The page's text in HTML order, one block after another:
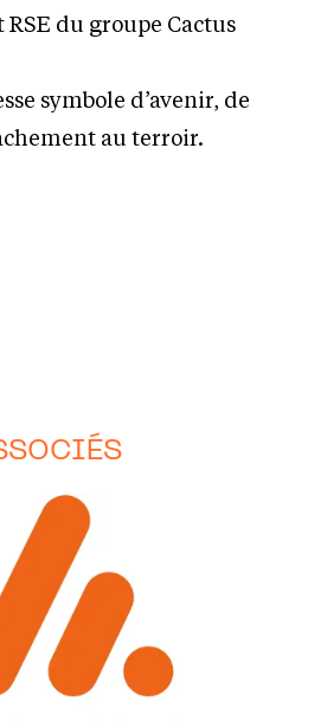
du groupe Cactus
symbole d’avenir, de
au terroir.